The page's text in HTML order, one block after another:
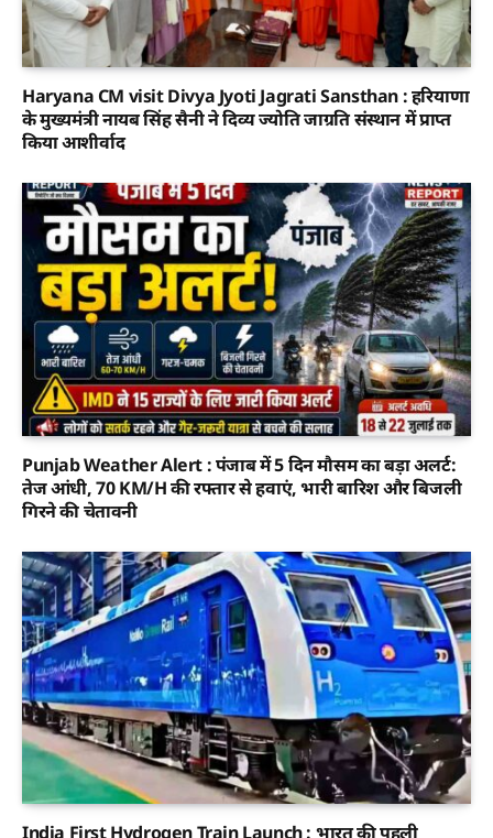
Haryana CM visit Divya Jyoti Jagrati Sansthan : हरियाणा
के मुख्यमंत्री नायब सिंह सैनी ने दिव्य ज्योति जाग्रति संस्थान में प्राप्त
किया आशीर्वाद
Punjab Weather Alert : पंजाब में 5 दिन मौसम का बड़ा अलर्ट:
तेज आंधी, 70 KM/H की रफ्तार से हवाएं, भारी बारिश और बिजली
गिरने की चेतावनी
India First Hydrogen Train Launch : भारत की पहली